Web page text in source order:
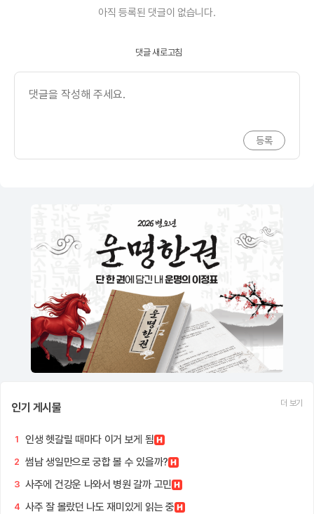
아직 등록된 댓글이 없습니다.
댓글 새로고침
인기 게시물 더 보기
1 인생 헷갈릴 때마다 이거 보게 됨
2 썸남 생일만으로 궁합 볼 수 있을까?
3 사주에 건강운 나와서 병원 갈까 고민
4 사주 잘 몰랐던 나도 재미있게 읽는 중